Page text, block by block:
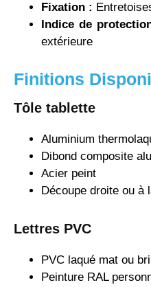
Fixation :
Indice de
extérieure
Finitions
Tôle tablette
Aluminium
Dibond composite
Acier peint
Découpe droite ou à
Lettres PVC
PVC laqué mat ou
Peinture RAL